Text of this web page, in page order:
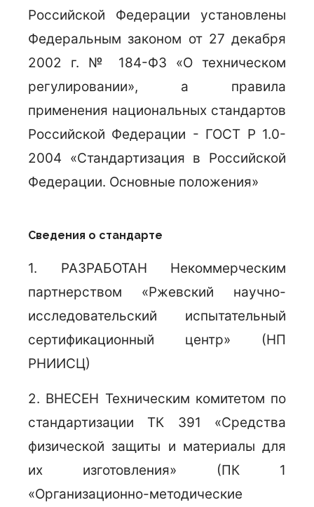
Российской Федерации установлены
Федеральным законом от 27 декабря
2002 г. № 184-ФЗ «О техническом
регулировании», а правила
применения национальных стандартов
Российской Федерации - ГОСТ Р 1.0-
2004 «Стандартизация в Российской
Федерации. Основные положения»
Сведения о стандарте
1. РАЗРАБОТАН Некоммерческим
партнерством «Ржевский научно-
исследовательский испытательный
сертификационный центр» (НП
РНИИСЦ)
2. ВНЕСЕН Техническим комитетом по
стандартизации ТК 391 «Средства
физической защиты и материалы для
их изготовления» (ПК 1
«Организационно-методические